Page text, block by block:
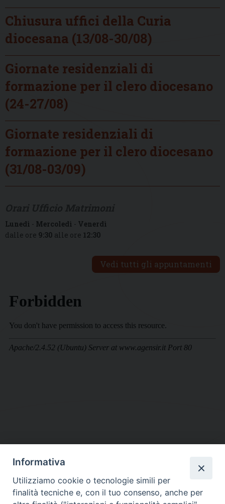
Chiusura uffici della Curia
diocesana (13/08-30/08)
Giornate residenziali di
formazione per il clero diocesano
(24-27/08)
Giornate residenziali di
formazione per il clero diocesano
(31/08-03/09)
Lunedì - Mercoledì - Venerdì
dalle ore 9:30 alle ore 12:30
Vedi tutti gli appuntamenti
DIOCESI SUBURBICARIA DI ALBANO
Contatti:Tel.: 06.93268401 - Fax.: 06.9323844
E-mail:curia@diocesidialbano.it
Informativa
Utilizziamo cookie o tecnologie simili per
finalità tecniche e, con il tuo consenso, anche per